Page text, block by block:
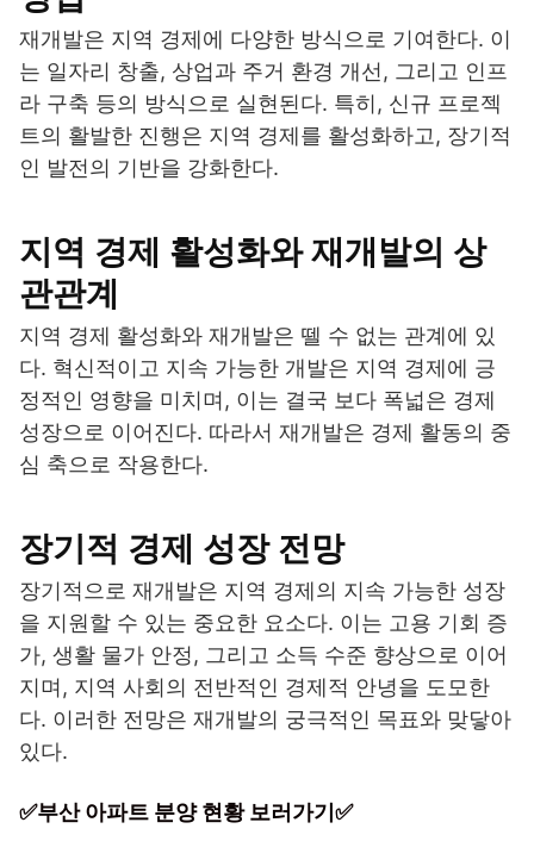
재개발은 지역 경제에 다양한 방식으로 기여한다. 이
는 일자리 창출, 상업과 주거 환경 개선, 그리고 인프
라 구축 등의 방식으로 실현된다. 특히, 신규 프로젝
트의 활발한 진행은 지역 경제를 활성화하고, 장기적
인 발전의 기반을 강화한다.
지역 경제 활성화와 재개발의 상
관관계
지역 경제 활성화와 재개발은 뗄 수 없는 관계에 있
다. 혁신적이고 지속 가능한 개발은 지역 경제에 긍
정적인 영향을 미치며, 이는 결국 보다 폭넓은 경제
성장으로 이어진다. 따라서 재개발은 경제 활동의 중
심 축으로 작용한다.
장기적 경제 성장 전망
장기적으로 재개발은 지역 경제의 지속 가능한 성장
을 지원할 수 있는 중요한 요소다. 이는 고용 기회 증
가, 생활 물가 안정, 그리고 소득 수준 향상으로 이어
지며, 지역 사회의 전반적인 경제적 안녕을 도모한
다. 이러한 전망은 재개발의 궁극적인 목표와 맞닿아
있다.
✅부산 아파트 분양 현황 보러가기✅